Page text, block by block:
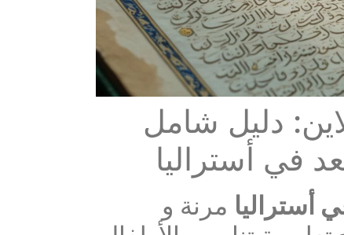
دليل شامل
في أستراليا
أستراليا مرنة و